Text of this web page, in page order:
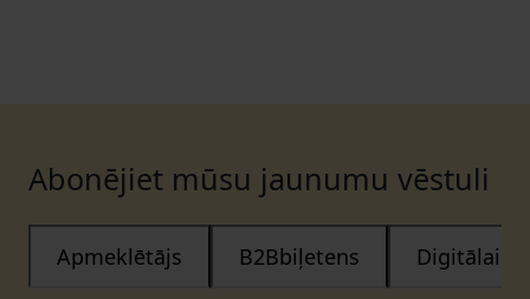
Abonējiet mūsu jaunumu vēstuli
Apmeklētājs B2Bbiļetens Digitālais